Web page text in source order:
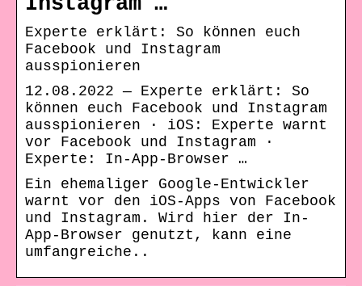
Experte erklärt: So können euch
Facebook und Instagram
ausspionieren
12.08.2022 — Experte erklärt: So
können euch Facebook und Instagram
ausspionieren · iOS: Experte warnt
vor Facebook und Instagram ·
Experte: In-App-Browser …
Ein ehemaliger Google-Entwickler
warnt vor den iOS-Apps von Facebook
und Instagram. Wird hier der In-
App-Browser genutzt, kann eine
umfangreiche..